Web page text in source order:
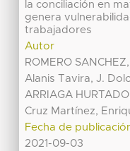
la conciliación en
genera
trabajadores
Autor
ROMERO
Alanis Tavira, J.
ARRIAGA
Cruz Martínez,
Fecha de
2021-09-03